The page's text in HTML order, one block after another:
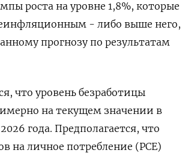
роста на уровне 1,8%, которые
- либо выше него,
прогнозу по результатам
что уровень безработицы
на текущем значении в
года. Предполагается, что
на личное потребление (PCE)